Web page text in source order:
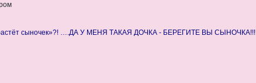
растёт сыночек»?! ….ДА У МЕНЯ ТАКАЯ ДОЧКА - БЕРЕГИТЕ ВЫ СЫНОЧКА!!!